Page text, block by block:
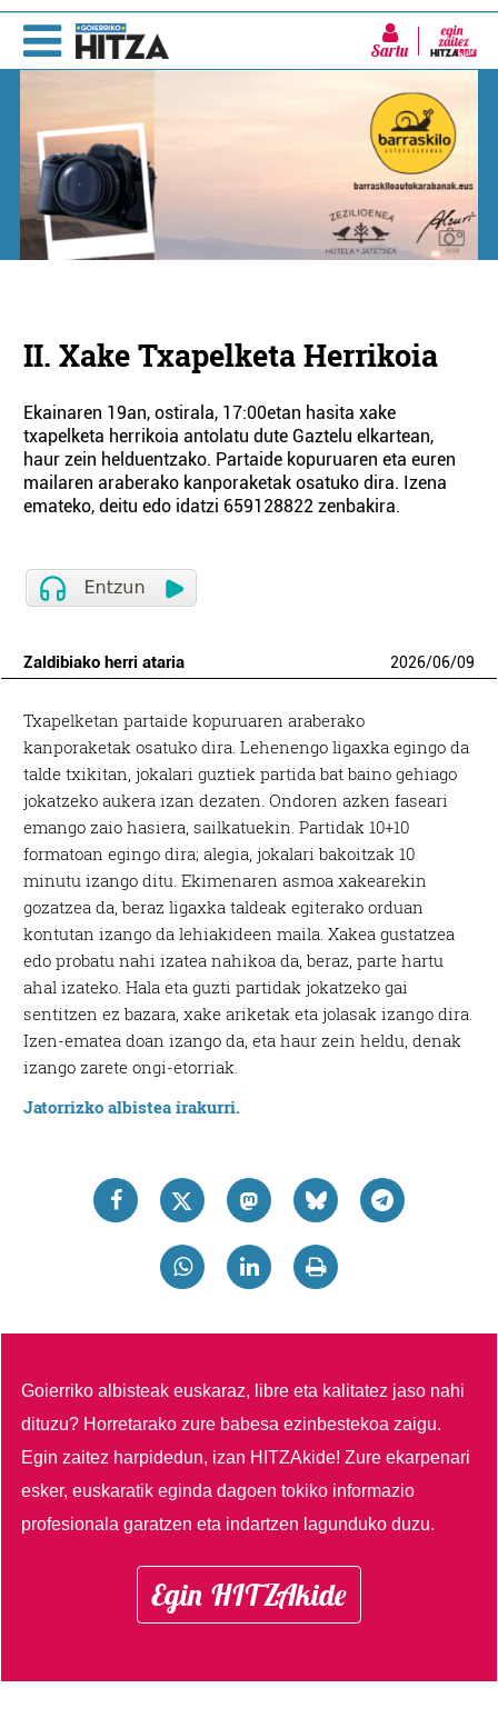
Sartu
II. Xake Txapelketa Herrikoia
Ekainaren 19an, ostirala, 17:00etan hasita xake
txapelketa herrikoia antolatu dute Gaztelu elkartean,
haur zein helduentzako. Partaide kopuruaren eta euren
mailaren araberako kanporaketak osatuko dira. Izena
emateko, deitu edo idatzi 659128822 zenbakira.
Zaldibiako herri ataria 2026/06/09
Txapelketan partaide kopuruaren araberako
kanporaketak osatuko dira. Lehenengo ligaxka egingo da
talde txikitan, jokalari guztiek partida bat baino gehiago
jokatzeko aukera izan dezaten. Ondoren azken faseari
emango zaio hasiera, sailkatuekin. Partidak 10+10
formatoan egingo dira; alegia, jokalari bakoitzak 10
minutu izango ditu. Ekimenaren asmoa xakearekin
gozatzea da, beraz ligaxka taldeak egiterako orduan
kontutan izango da lehiakideen maila. Xakea gustatzea
edo probatu nahi izatea nahikoa da, beraz, parte hartu
ahal izateko. Hala eta guzti partidak jokatzeko gai
sentitzen ez bazara, xake ariketak eta jolasak izango dira.
Izen-ematea doan izango da, eta haur zein heldu, denak
izango zarete ongi-etorriak.
Jatorrizko albistea irakurri.
Goierriko albisteak euskaraz, libre eta kalitatez jaso nahi
dituzu? Horretarako zure babesa ezinbestekoa zaigu.
Egin zaitez harpidedun, izan HITZAkide!Zure ekarpenari
esker, euskaratik eginda dagoen tokiko informazio
profesionala garatzen eta indartzen lagunduko duzu.
Egin HITZAkide